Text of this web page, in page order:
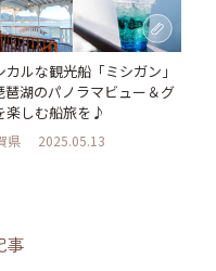
カルな観光船「ミシガン」
琶湖のパノラマビュー＆グ
楽しむ船旅を♪
県 2025.05.13
事